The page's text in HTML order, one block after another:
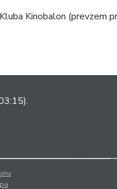
Kinobalon (prevzem